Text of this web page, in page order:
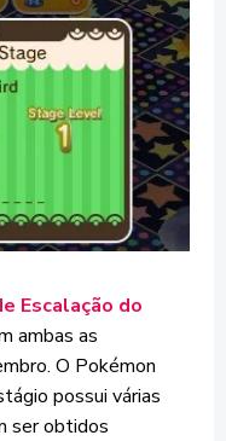
Escalação do
ambas as
O Pokémon
possui várias
ser obtidos